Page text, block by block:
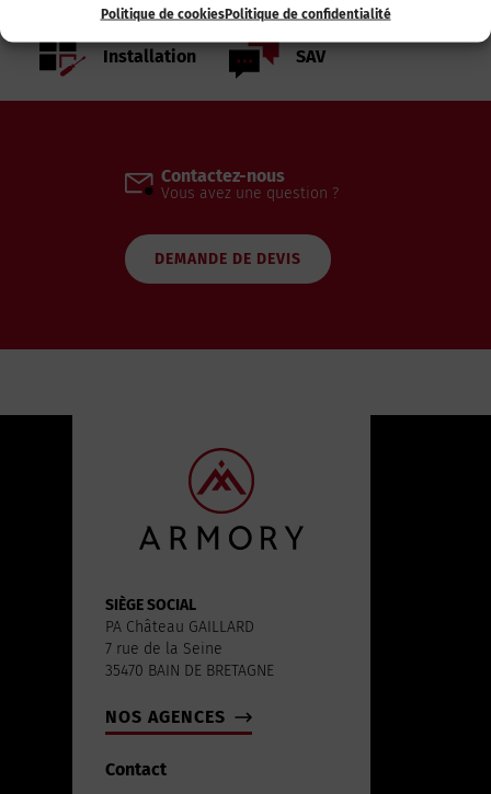
Politique de cookiesPolitique de confidentialité
Installation SAV
Contactez-nous
Vous avez une question ?
DEMANDE DE DEVIS
SIÈGE SOCIAL
PA Château GAILLARD
7 rue de la Seine
35470 BAIN DE BRETAGNE
NOS AGENCES
Contact